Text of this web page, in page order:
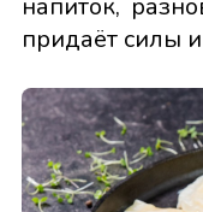
напиток,
придаёт силы